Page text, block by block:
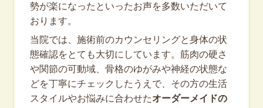
勢が楽になったといったお声を多数いただいて
おります。
当院では、施術前のカウンセリングと身体の状
態確認をとても大切にしています。筋肉の硬さ
や関節の可動域、骨格のゆがみや神経の状態な
どを丁寧にチェックしたうえで、その方の生活
スタイルやお悩みに合わせたオーダーメイドの